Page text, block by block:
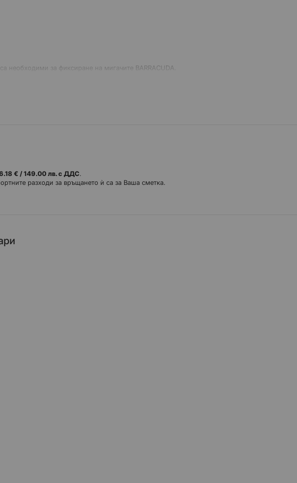
необходими за фиксиране на мигачите BARRACUDA.
€ / 149.00 лв. с ДДС.
разходи за връщането ѝ са за Ваша сметка.